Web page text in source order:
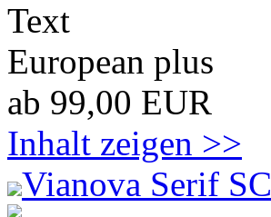
Text
European plus
ab 99,00 EUR
Inhalt zeigen >>
Vianova Serif SC